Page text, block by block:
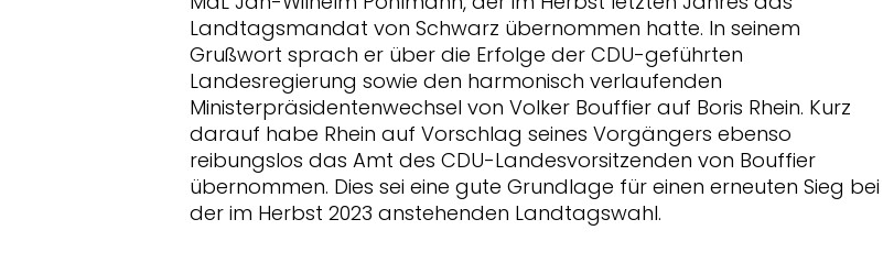
Landtagsmandat von Schwarz übernommen hatte. In seinem
Grußwort sprach er über die Erfolge der CDU-geführten
Landesregierung sowie den harmonisch verlaufenden
Ministerpräsidentenwechsel von Volker Bouffier auf Boris Rhein. Kurz
darauf habe Rhein auf Vorschlag seines Vorgängers ebenso
reibungslos das Amt des CDU-Landesvorsitzenden von Bouffier
übernommen. Dies sei eine gute Grundlage für einen erneuten Sieg bei
der im Herbst 2023 anstehenden Landtagswahl.